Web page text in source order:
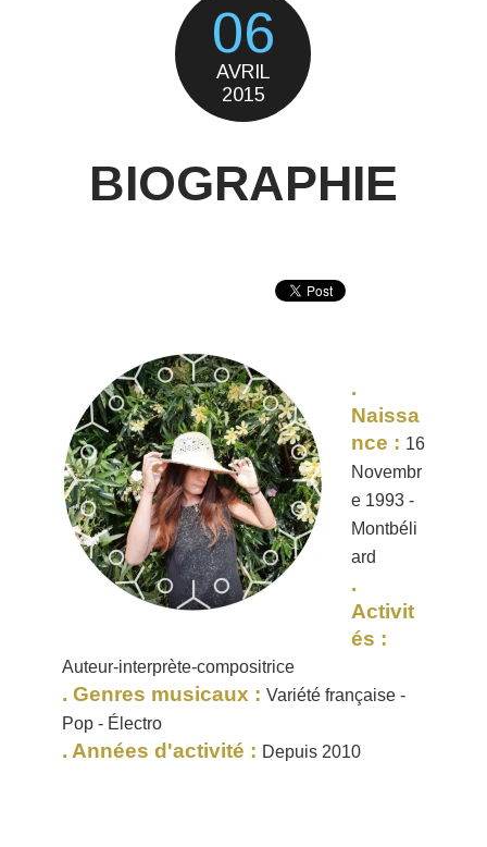
06
AVRIL
2015
BIOGRAPHIE
.
Naissa
nce : 16
Novembr
e 1993 -
Montbéli
ard
.
Activit
és :
Auteur-interprète-compositrice
. Genres musicaux : Variété française -
Pop - Électro
. Années d'activité : Depuis 2010